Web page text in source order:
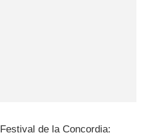
de la Concordia: